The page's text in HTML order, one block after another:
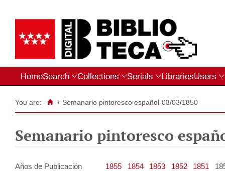
HomeSearch Collections Serials LibrariesUsers
You are: › Semanario pintoresco español-03/03/1850
Semanario pintoresco
Años de Publicación 1855 1854 1853 1852 1851